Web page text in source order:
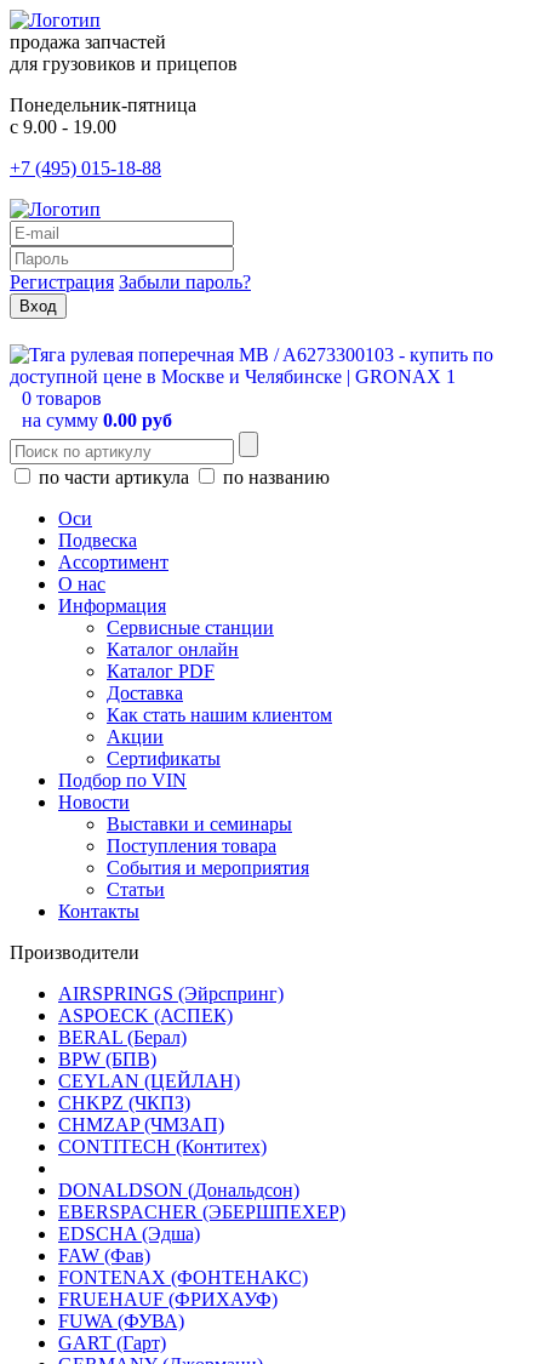
продажа запчастей
для грузовиков и прицепов
Понедельник-пятница
с 9.00 - 19.00
+7 (495) 015-18-88
Регистрация Забыли пароль?
0 товаров
на сумму 0.00 руб
по части артикула
по названию
Оси
Подвеска
Ассортимент
О нас
Информация
Сервисные станции
Каталог онлайн
Каталог PDF
Доставка
Как стать нашим клиентом
Акции
Сертификаты
Подбор по VIN
Новости
Выставки и семинары
Поступления товара
События и мероприятия
Статьи
Контакты
Производители
AIRSPRINGS (Эйрспринг)
ASPOECK (АСПЕК)
BERAL (Берал)
BPW (БПВ)
CEYLAN (ЦЕЙЛАН)
CHKPZ (ЧКПЗ)
CHMZAP (ЧМЗАП)
CONTITECH (Контитех)
DONALDSON (Дональдсон)
EBERSPACHER (ЭБЕРШПЕХЕР)
EDSCHA (Эдша)
FAW (Фав)
FONTENAX (ФОНТЕНАКС)
FRUEHAUF (ФРИХАУФ)
FUWA (ФУВА)
GART (Гарт)